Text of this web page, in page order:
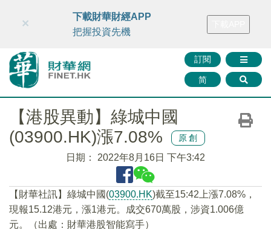
財華智庫網 FINTV FINMETA 財華證券 媒體矩陣
訂閱
简
×
下載財華財經APP
把握投資先機
【港股異動】綠城中國
(03900.HK)漲7.08%
原創
日期： 2022年8月16日 下午3:42
【財華社訊】綠城中國(03900.HK)截至15:42上漲7.08%，
現報15.12港元，漲1港元。成交670萬股，涉資1.006億
元。（出處：財華港股智能寫手）